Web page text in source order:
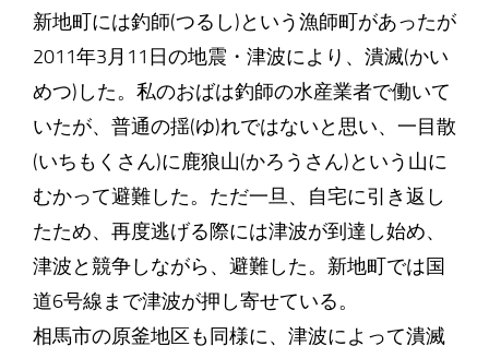
新地町には釣師(つるし)という漁師町があったが
2011年3月11日の地震・津波により、潰滅(かい
めつ)した。私のおばは釣師の水産業者で働いて
いたが、普通の揺(ゆ)れではないと思い、一目散
(いちもくさん)に鹿狼山(かろうさん)という山に
むかって避難した。ただ一旦、自宅に引き返し
たため、再度逃げる際には津波が到達し始め、
津波と競争しながら、避難した。新地町では国
道6号線まで津波が押し寄せている。
相馬市の原釜地区も同様に、津波によって潰滅